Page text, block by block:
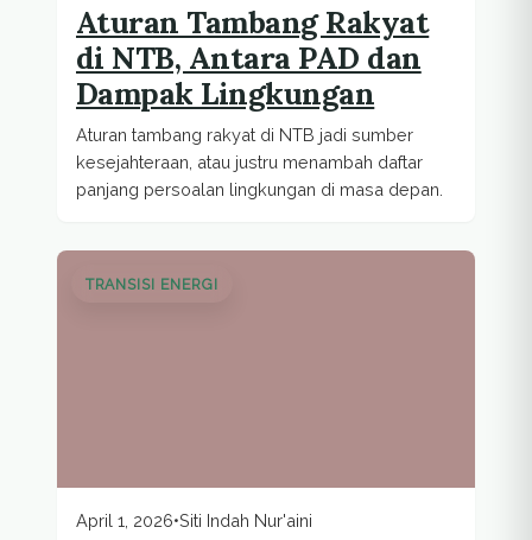
Aturan Tambang Rakyat
di NTB, Antara PAD dan
Dampak Lingkungan
Aturan tambang rakyat di NTB jadi sumber
kesejahteraan, atau justru menambah daftar
panjang persoalan lingkungan di masa depan.
TRANSISI ENERGI
April 1, 2026•Siti Indah Nur'aini